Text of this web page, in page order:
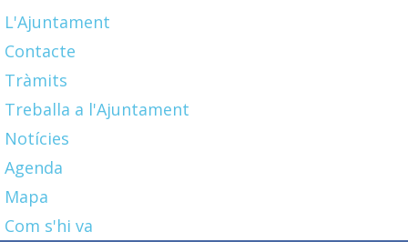
L'Ajuntament
Contacte
Tràmits
Treballa a l'Ajuntament
Notícies
Agenda
Mapa
Com s'hi va